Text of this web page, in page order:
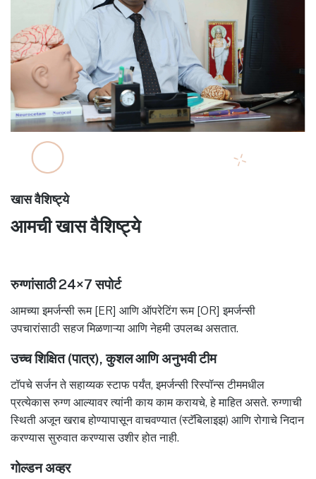
खास वैशिष्ट्ये
आमची खास वैशिष्ट्ये
रुग्णांसाठी 24×7 सपोर्ट
आमच्या इमर्जन्सी रूम [ER] आणि ऑपरेटिंग रूम [OR] इमर्जन्सी
उपचारांसाठी सहज मिळणाऱ्या आणि नेहमी उपलब्ध असतात.
उच्च शिक्षित (पात्र), कुशल आणि अनुभवी टीम
टॉपचे सर्जन ते सहाय्यक स्टाफ पर्यंत, इमर्जन्सी रिस्पॉन्स टीममधील
प्रत्येकास रुग्ण आल्यावर त्यांनी काय काम करायचे, हे माहित असते. रुग्णाची
स्थिती अजून खराब होण्यापासून वाचवण्यात (स्टॅबिलाइझ) आणि रोगाचे निदान
करण्यास सुरुवात करण्यास उशीर होत नाही.
गोल्डन अव्हर